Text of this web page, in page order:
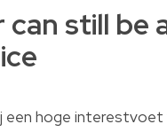
still be
een hoge